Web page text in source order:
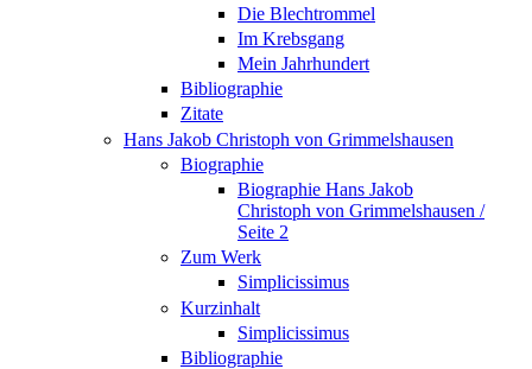
Die Blechtrommel
Im Krebsgang
Mein Jahrhundert
Bibliographie
Zitate
Hans Jakob Christoph von Grimmelshausen
Biographie
Biographie Hans Jakob
Christoph von Grimmelshausen /
Seite 2
Zum Werk
Simplicissimus
Kurzinhalt
Simplicissimus
Bibliographie